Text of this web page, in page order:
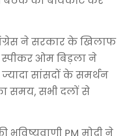
ने सरकार के खिलाफ
स्पीकर ओम बिड़ला ने
सांसदों के समर्थन
समय, सभी दलों से
PM मोदी ने